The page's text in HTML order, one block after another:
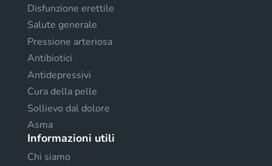
Disfunzione erettile
Salute generale
Pressione arteriosa
Antibiotici
Antidepressivi
Cura della pelle
Sollievo dal dolore
Asma
Informazioni utili
Chi siamo